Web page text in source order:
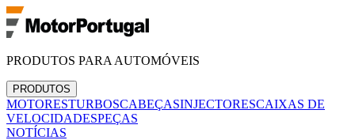
PRODUTOS PARA AUTOMÓVEIS
PRODUTOS
MOTORESTURBOSCABEÇASINJECTORESCAIXAS DE
VELOCIDADESPEÇAS
NOTÍCIAS